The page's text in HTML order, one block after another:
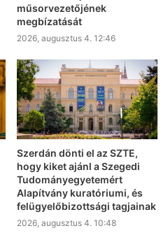
műsorvezetőjének
megbízatását
2026, augusztus 4. 12:46
Szerdán dönti el az SZTE,
hogy kiket ajánl a Szegedi
Tudományegyetemért
Alapítvány kuratóriumi, és
felügyelőbizottsági tagjainak
2026, augusztus 4. 10:48